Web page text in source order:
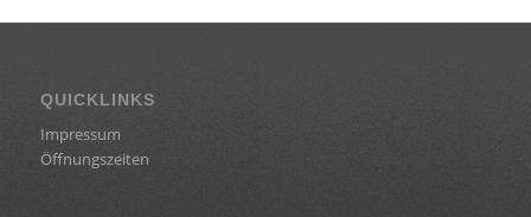
QUICKLINKS
Impressum
Öffnungszeiten